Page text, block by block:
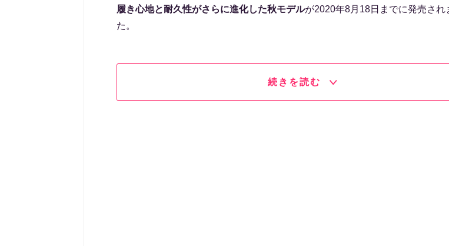
履き心地と耐久性がさらに進化した秋モデルが2020年8月18日までに発売され
た。
続きを読む